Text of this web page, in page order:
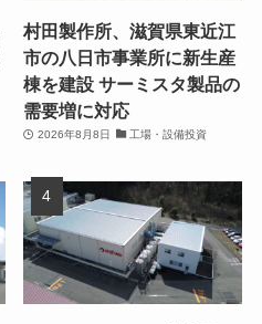
村田製作所、滋賀県東近江
市の八日市事業所に新生産
棟を建設 サーミスタ製品の
需要増に対応
2026年8月8日 工場・設備投資